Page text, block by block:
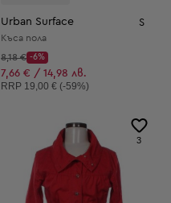
Urban Surface S
Къса пола
Начална цена:
8,18 €
Discount Price:
-6%
Намалена цена:
7,66 € / 14,98 лв.
Препоръчителна цена:
RRP 19,00 € (-59%)
3